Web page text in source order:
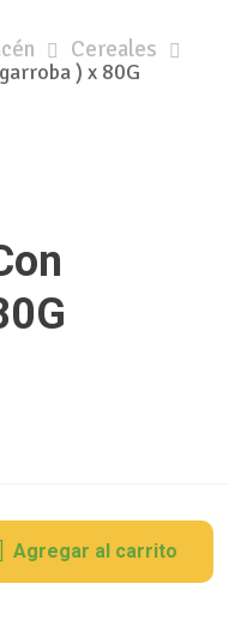
Cereales
) x 80G
Agregar al carrito